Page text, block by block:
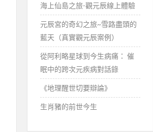
海上仙島之旅-觀元辰線上體驗
元辰宮的奇幻之旅~雪路盡頭的
藍天（真實觀元辰案例）
從阿利略星球到今生病痛： 催
眠中的跨次元疾病對話錄
《地理醒世切要辯論》
生肖豬的前世今生